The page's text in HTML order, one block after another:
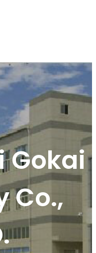
Gokai
Co.,